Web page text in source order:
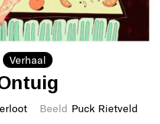
Verhaal
Beeld Puck Rietveld